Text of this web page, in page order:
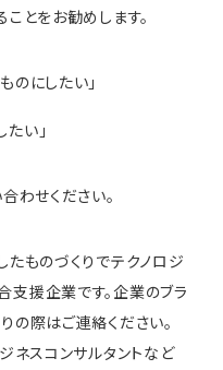
ことをお勧めします。
のにしたい」
い」
わせください。
ものづくりでテクノロジ
援企業です。企業のブラ
の際はご連絡ください。
ネスコンサルタントなど